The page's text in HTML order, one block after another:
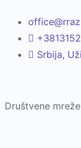
Srbija,
Društvene mreže